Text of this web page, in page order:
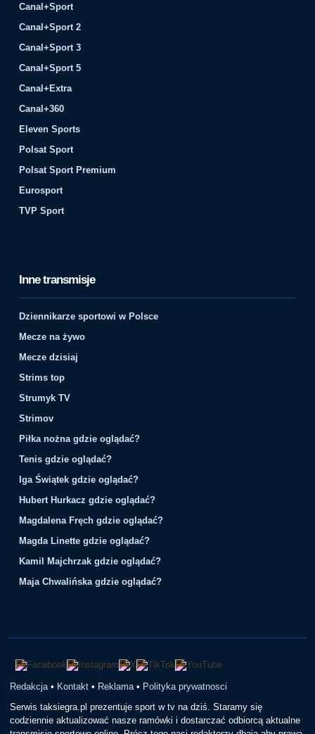
Canal+Sport
Canal+Sport 2
Canal+Sport 3
Canal+Sport 5
Canal+Extra
Canal+360
Eleven Sports
Polsat Sport
Polsat Sport Premium
Eurosport
TVP Sport
Inne transmisje
Dziennikarze sportowi w Polsce
Mecze na żywo
Mecze dzisiaj
Strims top
Strumyk TV
Strimov
Piłka nożna gdzie oglądać?
Tenis gdzie oglądać?
Iga Świątek gdzie oglądać?
Hubert Hurkacz gdzie oglądać?
Magdalena Fręch gdzie oglądać?
Magda Linette gdzie oglądać?
Kamil Majchrzak gdzie oglądać?
Maja Chwalińska gdzie oglądać?
Redakcja • Kontakt • Reklama • Polityka prywatnosci
Serwis taksiegra.pl prezentuje sport w tv na dziś. Staramy się
codziennie aktualizować nasze ramówki i dostarczać odbiorcą aktualne